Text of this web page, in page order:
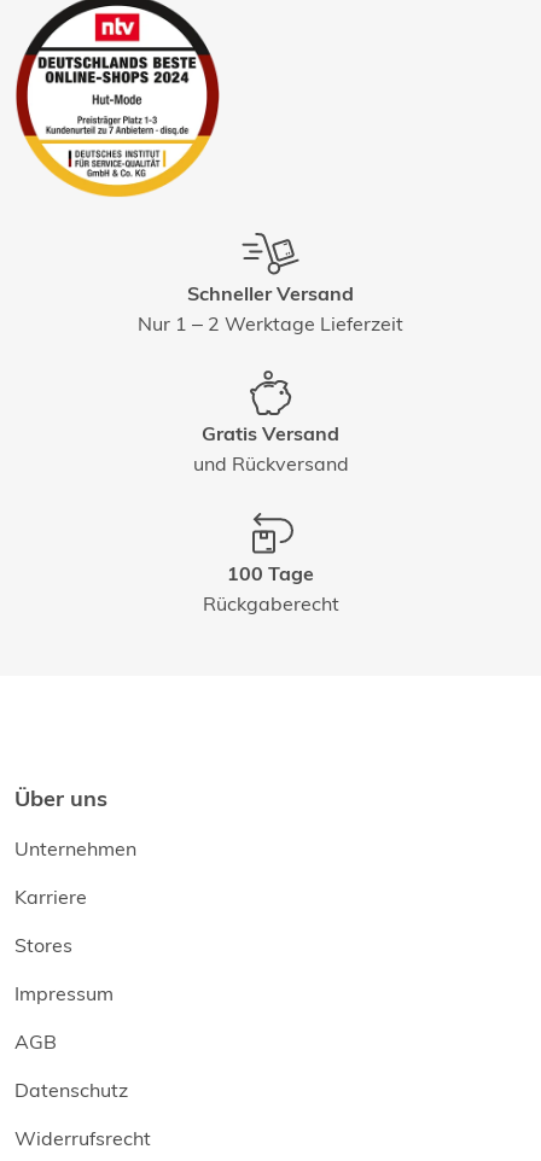
Schneller Versand
Nur 1 – 2 Werktage Lieferzeit
Gratis Versand
und Rückversand
100 Tage
Rückgaberecht
Über uns
Unternehmen
Karriere
Stores
Impressum
AGB
Datenschutz
Widerrufsrecht